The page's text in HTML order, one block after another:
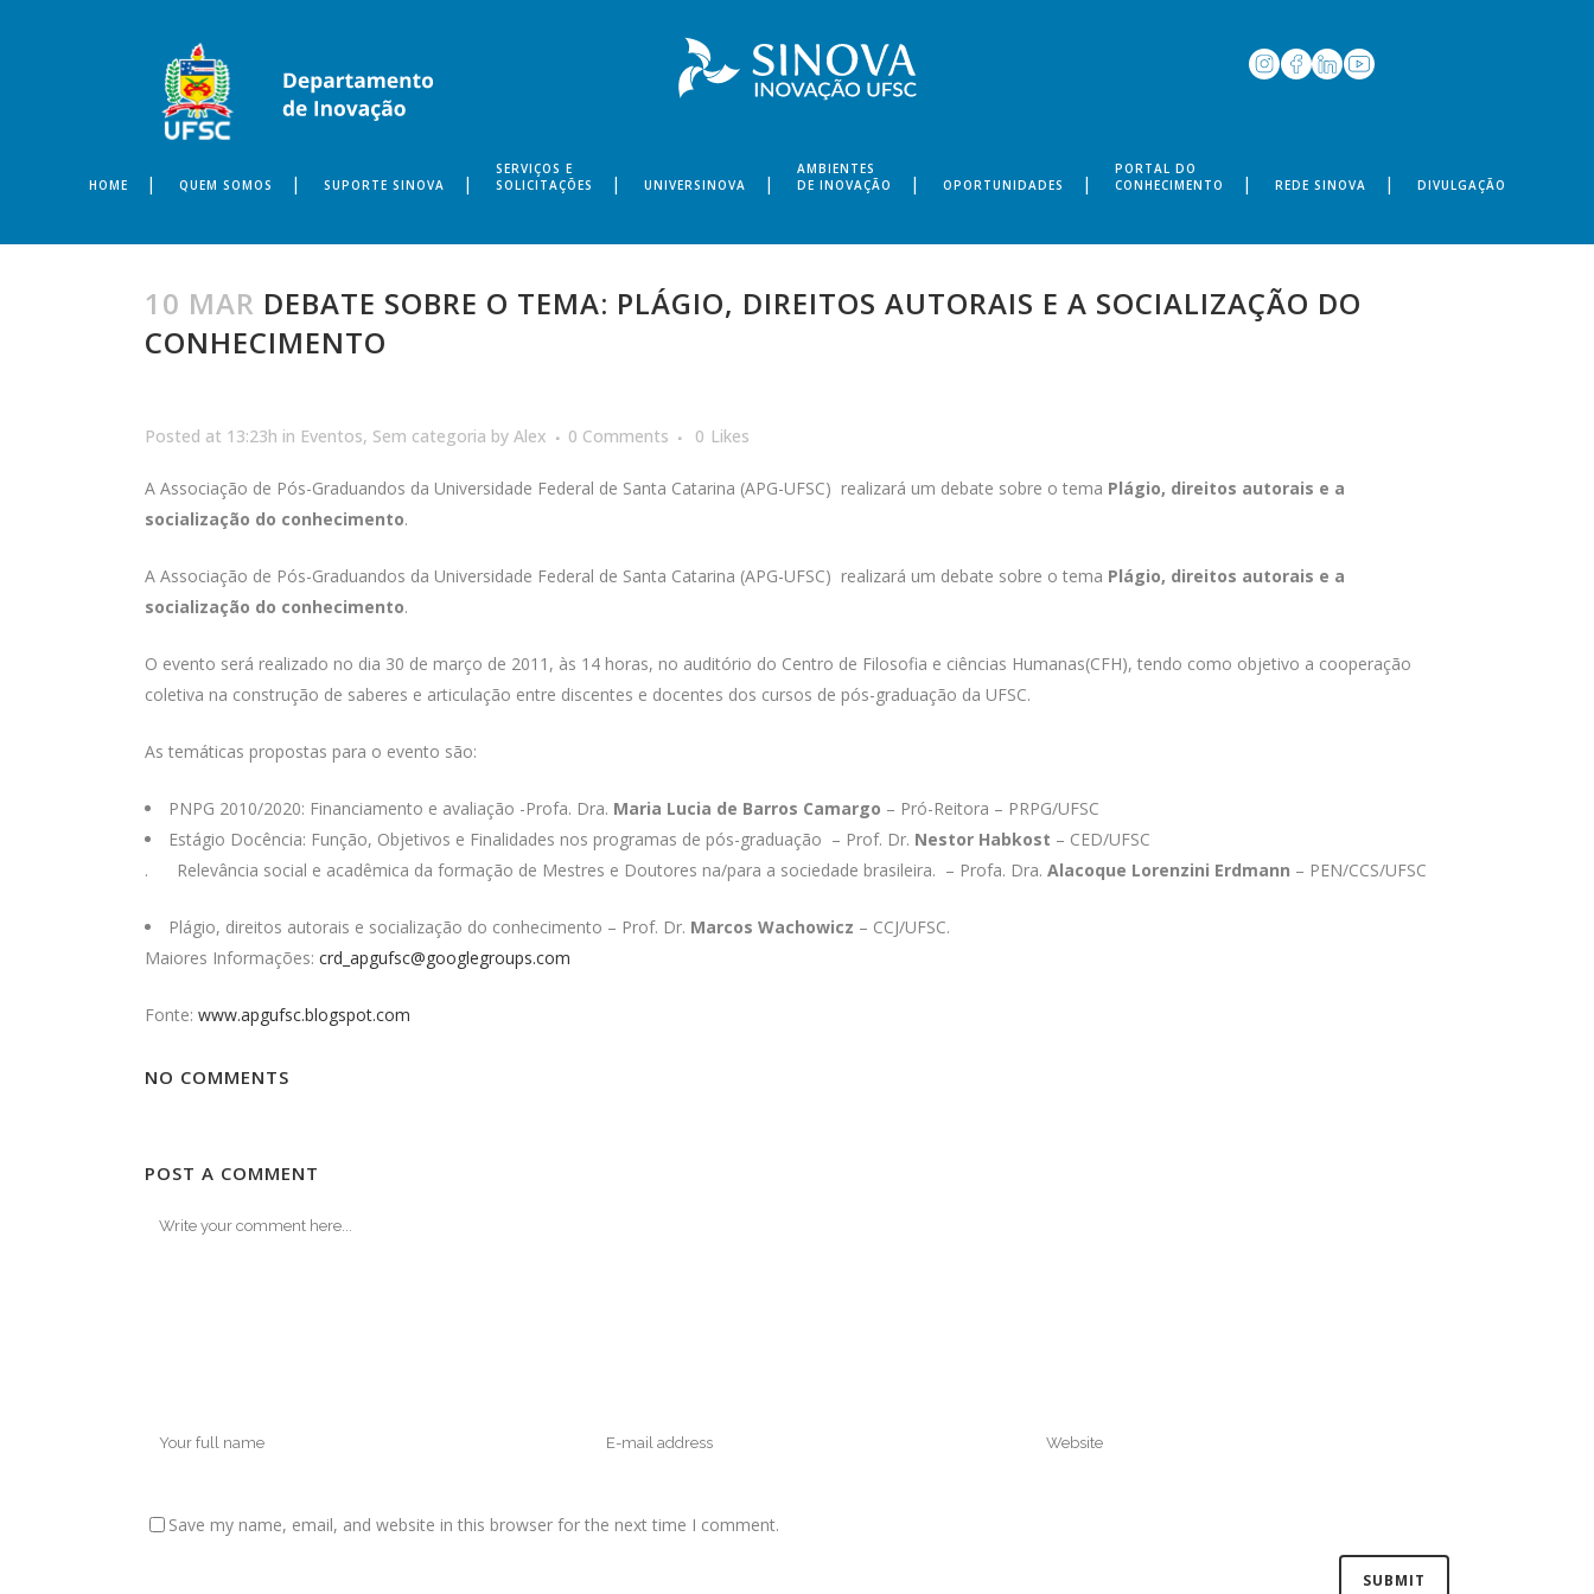
HOME QUEM SOMOS SUPORTE SINOVA
SERVIÇOS E
SOLICITAÇÕES
UNIVERSINOVA
AMBIENTES
DE INOVAÇÃO
OPORTUNIDADES
PORTAL DO
CONHECIMENTO
REDE SINOVA DIVULGAÇÃO
10 MAR DEBATE SOBRE O TEMA: PLÁGIO, DIREITOS AUTORAIS E A SOCIALIZAÇÃO DO
CONHECIMENTO
Posted at 13:23h in Eventos, Sem categoria by Alex 0 Comments 0 Likes
A Associação de Pós-Graduandos da Universidade Federal de Santa Catarina (APG-UFSC) realizará um debate sobre o tema Plágio, direitos autorais e a
socialização do conhecimento.
A Associação de Pós-Graduandos da Universidade Federal de Santa Catarina (APG-UFSC) realizará um debate sobre o tema Plágio, direitos autorais e a
socialização do conhecimento.
O evento será realizado no dia 30 de março de 2011, às 14 horas, no auditório do Centro de Filosofia e ciências Humanas(CFH), tendo como objetivo a cooperação
coletiva na construção de saberes e articulação entre discentes e docentes dos cursos de pós-graduação da UFSC.
As temáticas propostas para o evento são:
PNPG 2010/2020: Financiamento e avaliação -Profa. Dra. Maria Lucia de Barros Camargo – Pró-Reitora – PRPG/UFSC
Estágio Docência: Função, Objetivos e Finalidades nos programas de pós-graduação – Prof. Dr. Nestor Habkost – CED/UFSC
. Relevância social e acadêmica da formação de Mestres e Doutores na/para a sociedade brasileira. – Profa. Dra. Alacoque Lorenzini Erdmann – PEN/CCS/UFSC
Plágio, direitos autorais e socialização do conhecimento – Prof. Dr. Marcos Wachowicz – CCJ/UFSC.
Maiores Informações: crd_apgufsc@googlegroups.com
Fonte: www.apgufsc.blogspot.com
NO COMMENTS
POST A COMMENT
Save my name, email, and website in this browser for the next time I comment.